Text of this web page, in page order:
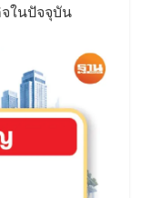
ในปัจจุบัน